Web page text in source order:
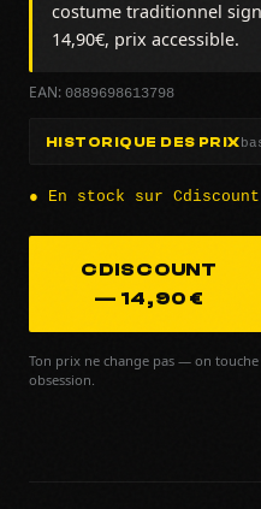
costume traditionnel
14,90€, prix accessible.
EAN: 0889698613798
HISTORIQUE DES PRIX
● En stock sur Cdiscount
CDISCOUNT
— 14,90 €
Ton prix ne change pas — on
obsession.